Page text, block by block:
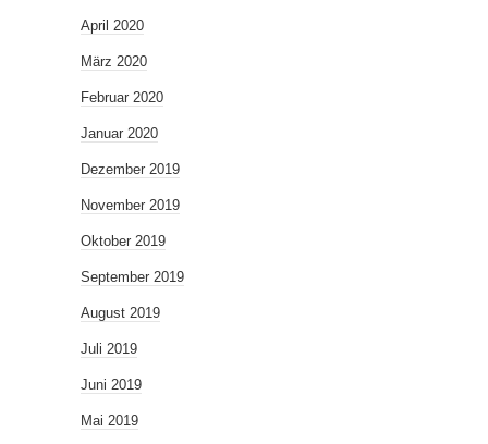
April 2020
März 2020
Februar 2020
Januar 2020
Dezember 2019
November 2019
Oktober 2019
September 2019
August 2019
Juli 2019
Juni 2019
Mai 2019